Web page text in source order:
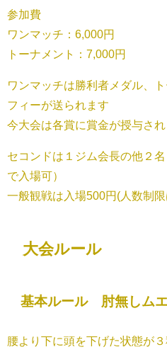
参加費
ワンマッチ：6,000円
トーナメント：7,000円
ワンマッチは勝利者メダル、
フィーが送られます
今大会は各賞に賞金が授与さ
セコンドは１ジム会長の他２
で入場可）
一般観戦は入場500円(人数制限
大会ルール
基本ルール 肘無しム
腰より下に頭を下げた状態が